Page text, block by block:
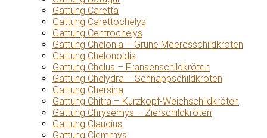
Gattung Caretta
Gattung Carettochelys
Gattung Centrochelys
Gattung Chelonia – Grüne Meeresschildkröten
Gattung Chelonoidis
Gattung Chelus – Fransenschildkröten
Gattung Chelydra – Schnappschildkröten
Gattung Chersina
Gattung Chitra – Kurzkopf-Weichschildkröten
Gattung Chrysemys – Zierschildkröten
Gattung Claudius
Gattung Clemmys